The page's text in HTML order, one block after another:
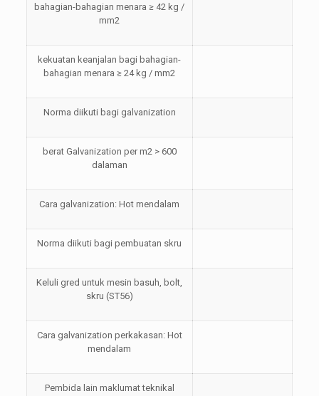
bahagian-bahagian menara ≥ 42 kg /
mm2
kekuatan keanjalan bagi bahagian-
bahagian menara ≥ 24 kg / mm2
Norma diikuti bagi galvanization
berat Galvanization per m2 > 600
dalaman
Cara galvanization: Hot mendalam
Norma diikuti bagi pembuatan skru
Keluli gred untuk mesin basuh, bolt,
skru (ST56)
Cara galvanization perkakasan: Hot
mendalam
Pembida lain maklumat teknikal